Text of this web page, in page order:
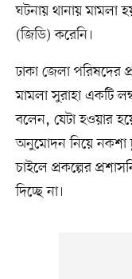
ঘটনায় থানায় মামলা
(জিডি) করেনি।
ঢাকা জেলা পরিষদের
মামলা সুরাহা একটি
বলেন, যেটা হওয়ার
অনুমোদন নিয়ে নকশা
চাইলে প্রকল্পের
দিচ্ছে না।